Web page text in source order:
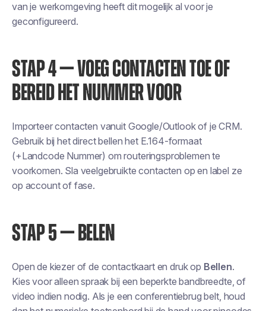
van je werkomgeving heeft dit mogelijk al voor je
geconfigureerd.
STAP 4 — VOEG CONTACTEN TOE OF
BEREID HET NUMMER VOOR
Importeer contacten vanuit Google/Outlook of je CRM.
Gebruik bij het direct bellen het E.164-formaat
(+Landcode Nummer) om routeringsproblemen te
voorkomen. Sla veelgebruikte contacten op en label ze
op account of fase.
STAP 5 — BELEN
Open de kiezer of de contactkaart en druk op Bellen.
Kies voor alleen spraak bij een beperkte bandbreedte, of
video indien nodig. Als je een conferentiebrug belt, houd